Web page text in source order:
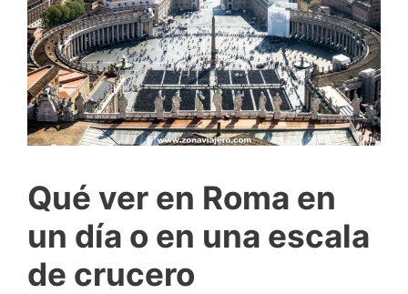
Qué ver en Roma en
un día o en una escala
de crucero